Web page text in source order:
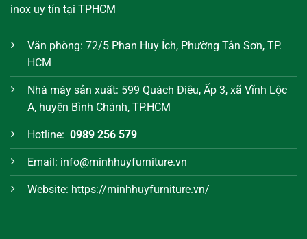
inox uy tín tại TPHCM
Văn phòng: 72/5 Phan Huy Ích, Phường Tân Sơn, TP.
HCM
Nhà máy sản xuất: 599 Quách Điêu, Ấp 3, xã Vĩnh Lộc
A, huyện Bình Chánh, TP.HCM
Hotline: 0989 256 579
Email: info@minhhuyfurniture.vn
Website: https://minhhuyfurniture.vn/